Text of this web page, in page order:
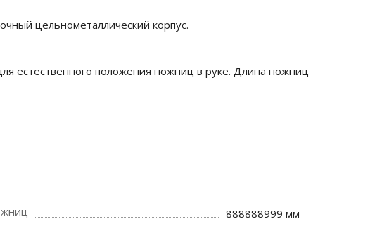
цельнометаллический корпус.
естественного положения ножниц в руке. Длина ножниц
888888999 мм